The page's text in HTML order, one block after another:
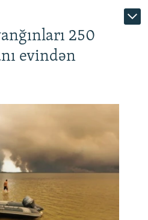
250
evindən